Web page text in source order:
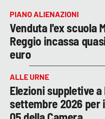
PIANO ALIENAZIONI
Venduta l'ex scuola
Reggio incassa
euro
ALLE URNE
Elezioni suppletive
settembre 2026 per